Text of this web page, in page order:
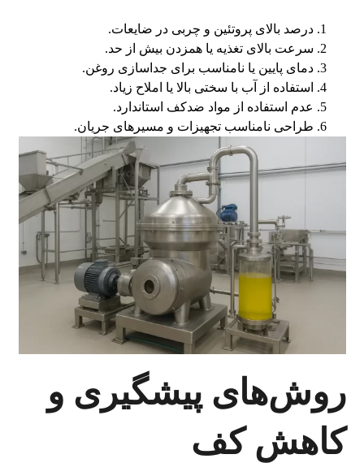
درصد بالای پروتئین و چربی در ضایعات.
سرعت بالای تغذیه یا همزدن بیش از حد.
دمای پایین یا نامناسب برای جداسازی روغن.
استفاده از آب با سختی بالا یا املاح زیاد.
عدم استفاده از مواد ضدکف استاندارد.
طراحی نامناسب تجهیزات و مسیرهای جریان.
روش‌های پیشگیری و
کاهش کف